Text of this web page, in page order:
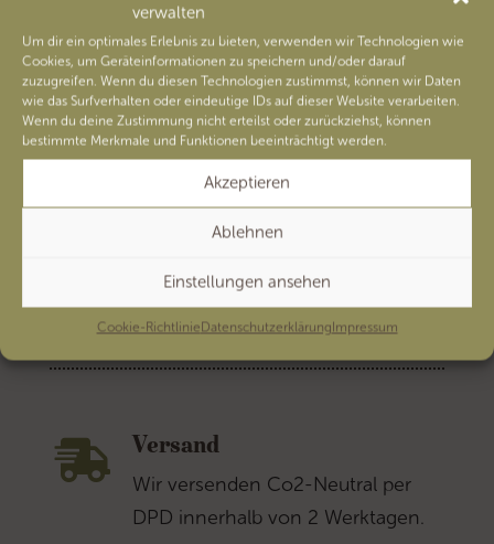
verwalten
Um dir ein optimales Erlebnis zu bieten, verwenden wir Technologien wie
Cookies, um Geräteinformationen zu speichern und/oder darauf
zuzugreifen. Wenn du diesen Technologien zustimmst, können wir Daten
wie das Surfverhalten oder eindeutige IDs auf dieser Website verarbeiten.
Wenn du deine Zustimmung nicht erteilst oder zurückziehst, können
bestimmte Merkmale und Funktionen beeinträchtigt werden.
Akzeptieren
Ablehnen
Einstellungen ansehen
Cookie-RichtlinieDatenschutzerklärungImpressum
59,00€
Zur Wunschliste
Natürlich aus Leder.
 Versand
Wir versenden Co2-Neutral per
DPD innerhalb von 2 Werktagen.